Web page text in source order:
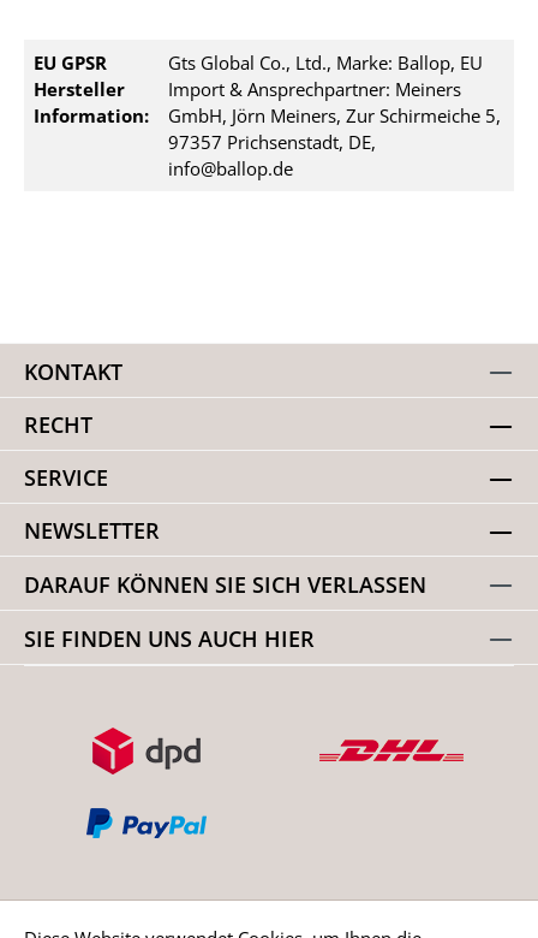
EU GPSR
Hersteller
Information:
Gts Global Co., Ltd., Marke: Ballop, EU
Import & Ansprechpartner: Meiners
GmbH, Jörn Meiners, Zur Schirmeiche 5,
97357 Prichsenstadt, DE,
info@ballop.de
KONTAKT
RECHT
SERVICE
NEWSLETTER
DARAUF KÖNNEN SIE SICH VERLASSEN
SIE FINDEN UNS AUCH HIER